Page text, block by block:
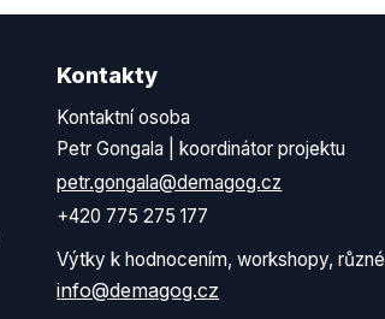
Kontakty
Kontaktní osoba
Petr Gongala | koordinátor projektu
petr.gongala@demagog.cz
+420 775 275 177
Výtky k hodnocením, workshopy, různé
info@demagog.cz